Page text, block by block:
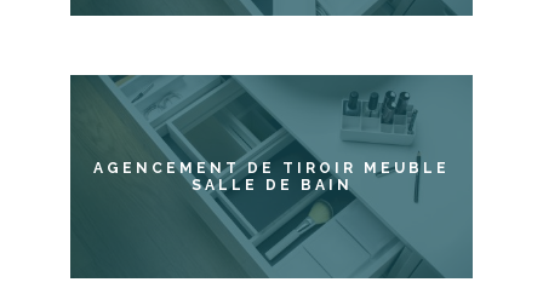
AGENCEMENT DE TIROIR MEUBLE
SALLE DE BAIN